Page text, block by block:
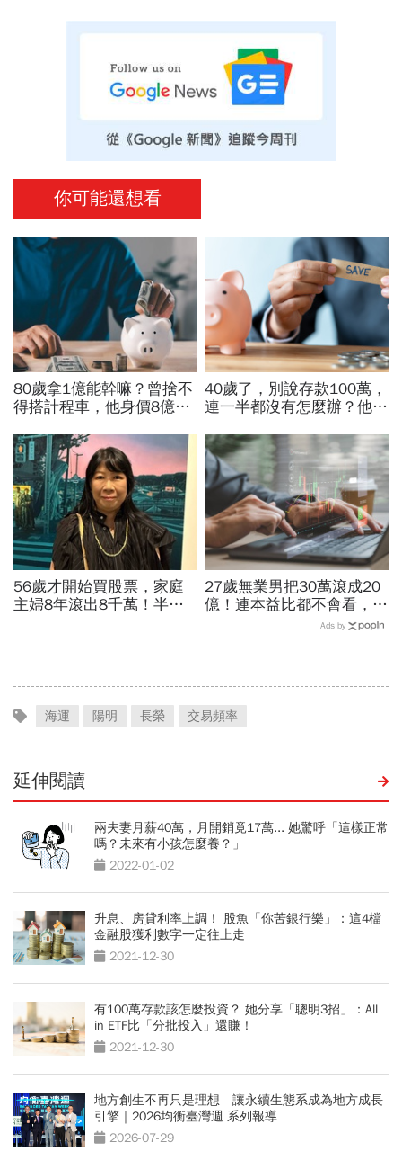
你可能還想看
80歲拿1億能幹嘛？曾捨不
得搭計程車，他身價8億後
期」：這3件事花錢別手軟
40歲了，別說存款100萬，
連一半都沒有怎麼辦？他5
存錢法」脫離月光族
56歲才開始買股票，家庭
主婦8年滾出8千萬！半年
27歲無業男把30萬滾成20
億！連本益比都不會看，氣
死一堆金融專家…財產5年
Ads by
海運 陽明 長榮 交易頻率
延伸閱讀
兩夫妻月薪40萬，月開銷竟17萬... 她驚呼「這樣正常
嗎？未來有小孩怎麼養？」
2022-01-02
升息、房貸利率上調！ 股魚「你苦銀行樂」：這4檔
金融股獲利數字一定往上走
2021-12-30
有100萬存款該怎麼投資？ 她分享「聰明3招」：All
in ETF比「分批投入」還賺！
2021-12-30
地方創生不再只是理想 讓永續生態系成為地方成長
引擎｜2026均衡臺灣週 系列報導
2026-07-29